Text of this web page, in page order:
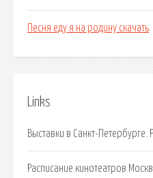
Песня еду я на родину скачать
Links
Выставки в Санкт-Петербурге.
Расписание кинотеатров